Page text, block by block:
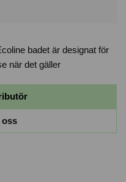
badet är designat för
när det gäller
oss